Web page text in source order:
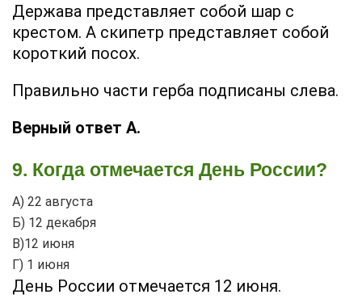
Держава представляет собой шар с
крестом. А скипетр представляет собой
короткий посох.
Правильно части герба подписаны слева.
Верный ответ А.
9. Когда отмечается День России?
А) 22 августа
Б) 12 декабря
В)12 июня
Г) 1 июня
День России отмечается 12 июня.